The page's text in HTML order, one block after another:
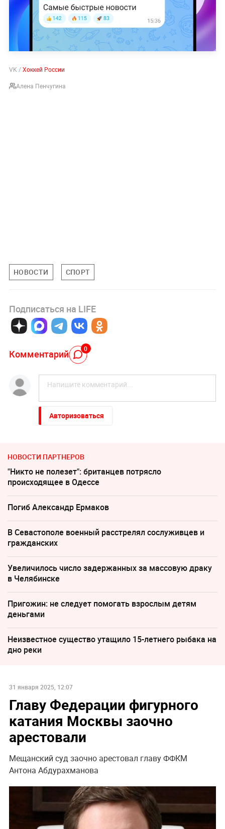
VK /Хоккей России
Алена Пенчугина
НОВОСТИ СПОРТ
Подписаться на LIFE
Комментарий 0
Авторизоваться
НОВОСТИ ПАРТНЕРОВ
"Никто не полезет": британцев потрясло
происходящее в Одессе
Погиб Александр Ермаков
В Севастополе военный расстрелял сослуживцев и
гражданских
Увеличилось число задержанных за массовую драку
в Челябинске
Пригожин: не следует помогать взрослым детям
деньгами
Неизвестное существо утащило 15-летнего рыбака на
дно реки
31 января 2025, 12:07
Главу Федерации фигурного
катания Москвы заочно
арестовали
Мещанский суд заочно арестовал главу ФФКМ
Антона Абдурахманова